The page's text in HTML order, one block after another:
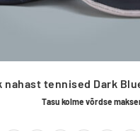
nahast tennised Dark
PraeguneTasu kolme võrdse